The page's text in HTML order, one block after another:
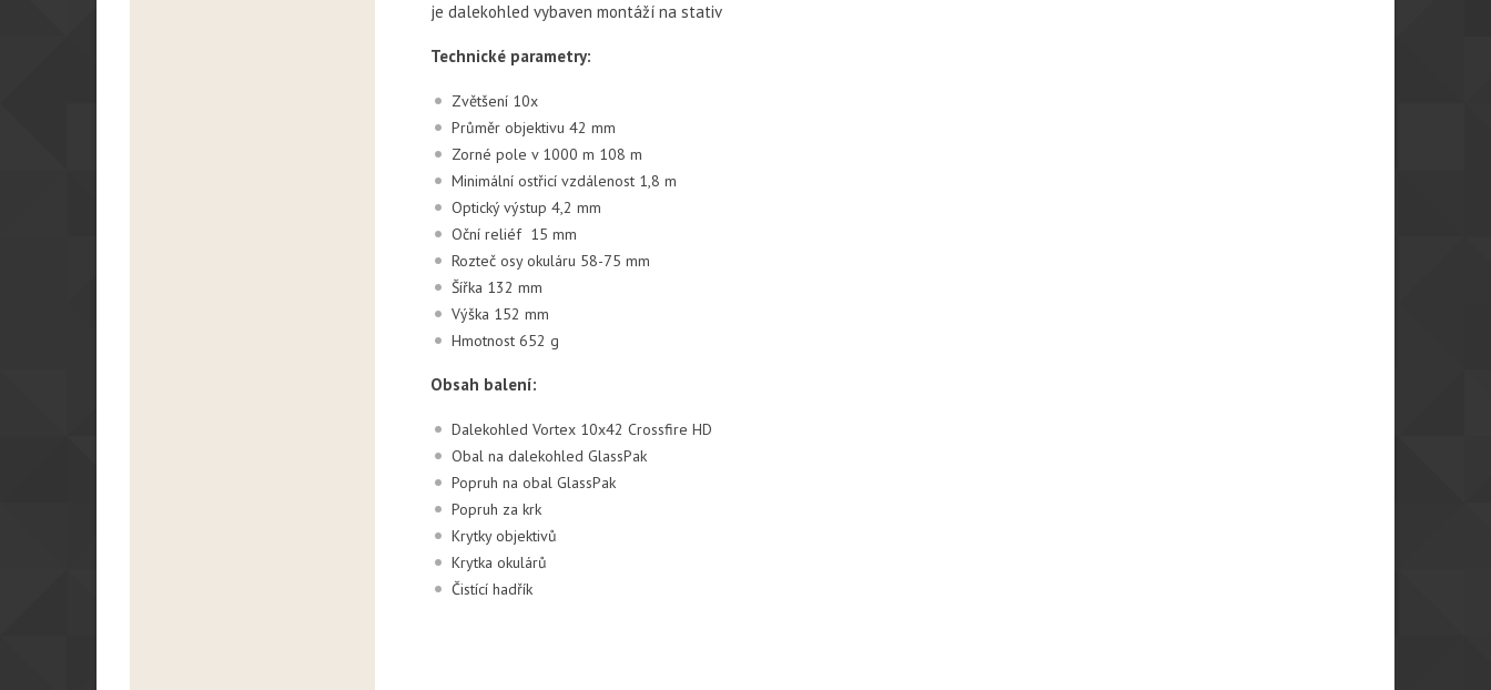
je dalekohled vybaven montáží na stativ
Technické parametry:
Zvětšení 10x
Průměr objektivu 42 mm
Zorné pole v 1000 m 108 m
Minimální ostřicí vzdálenost 1,8 m
Optický výstup 4,2 mm
Oční reliéf 15 mm
Rozteč osy okuláru 58-75 mm
Šířka 132 mm
Výška 152 mm
Hmotnost 652 g
Obsah balení:
Dalekohled Vortex 10x42 Crossfire HD
Obal na dalekohled GlassPak
Popruh na obal GlassPak
Popruh za krk
Krytky objektivů
Krytka okulárů
Čistící hadřík